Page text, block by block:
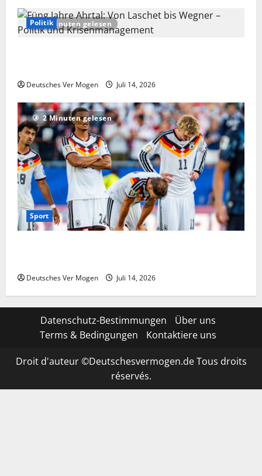
2 Minuten gelesen
Politik
Deutsches Ver Mogen Juli 14, 2026
2 Minuten gelesen
Sport
Deutsches Ver Mogen Juli 14, 2026
Datenschutz-Bestimmungen
Über uns
Terms & Bedingungen
Kontaktiere uns
Droit d'auteur ©Deutschesvermogen.de Tous droits
réservés.